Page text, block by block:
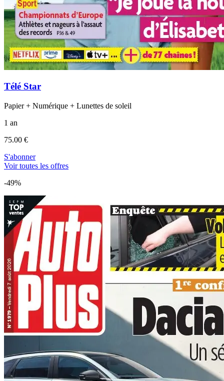
Télé Star
Papier + Numérique + Lunettes de soleil
1 an
75.00 €
S'abonner
Voir toutes les offres
-49%